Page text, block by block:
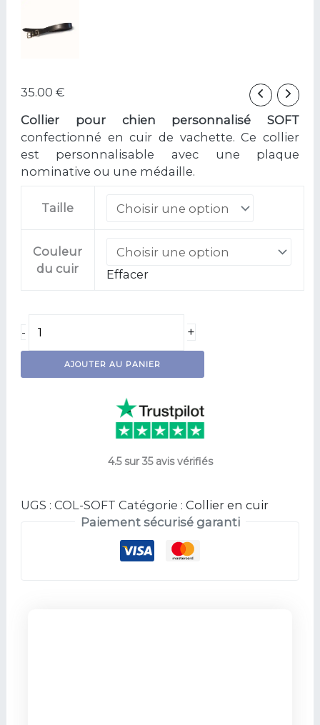
35.00 €
Collier pour chien personnalisé SOFT
confectionné en cuir de vachette. Ce collier
est personnalisable avec une plaque
nominative ou une médaille.
Taille
Couleur
du cuir
Effacer
- +
AJOUTER AU PANIER
4.5 sur 35 avis vérifiés
UGS : COL-SOFT Catégorie : Collier en cuir
Paiement sécurisé garanti